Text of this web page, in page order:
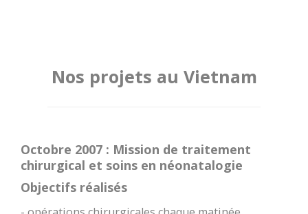
Nos projets au Vietnam
Octobre 2007 : Mission de traitement
chirurgical et soins en néonatalogie
Objectifs réalisés